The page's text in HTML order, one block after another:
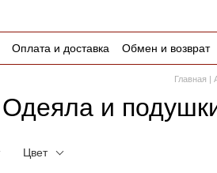
Оплата и доставка Обмен и возврат
Главная |
Одеяла и
Цвет